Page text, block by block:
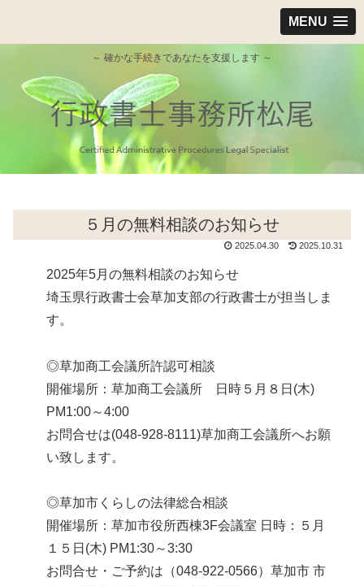
MENU
～ 確かな手続きであなたを支援します ～
５月の無料相談のお知らせ
2025.04.30 2025.10.31
2025年5月の無料相談のお知らせ
埼玉県行政書士会草加支部の行政書士が担当しま
す。
◎草加商工会議所許認可相談
開催場所：草加商工会議所 日時５月８日(木)
PM1:00～4:00
お問合せは(048-928-8111)草加商工会議所へお願
い致します。
◎草加市くらしの法律総合相談
開催場所：草加市役所西棟3F会議室 日時：５月
１５日(木) PM1:30～3:30
お問合せ・ご予約は（048-922-0566）草加市 市